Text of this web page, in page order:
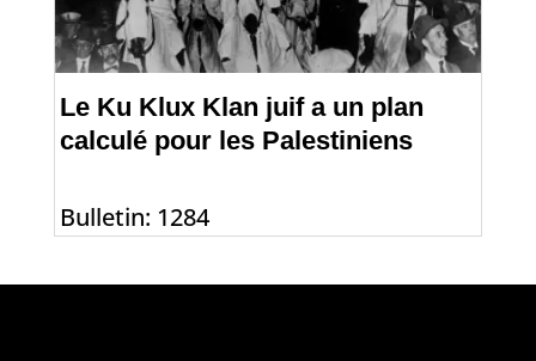
Le Ku Klux Klan juif a un plan
calculé pour les Palestiniens
Bulletin: 1284